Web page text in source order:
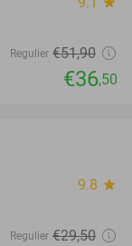
Regulier €51,90
€36,50
9.8 star
Regulier €29,50